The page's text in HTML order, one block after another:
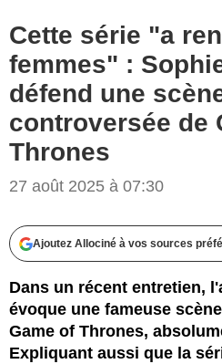
Cette série "a
femmes" :
défend une
controversée de
Thrones
27 août 2025 à 07:30
Ajoutez Allociné à vos sources
Dans un récent entretien,
évoque une fameuse
Game of Thrones,
Expliquant aussi que la